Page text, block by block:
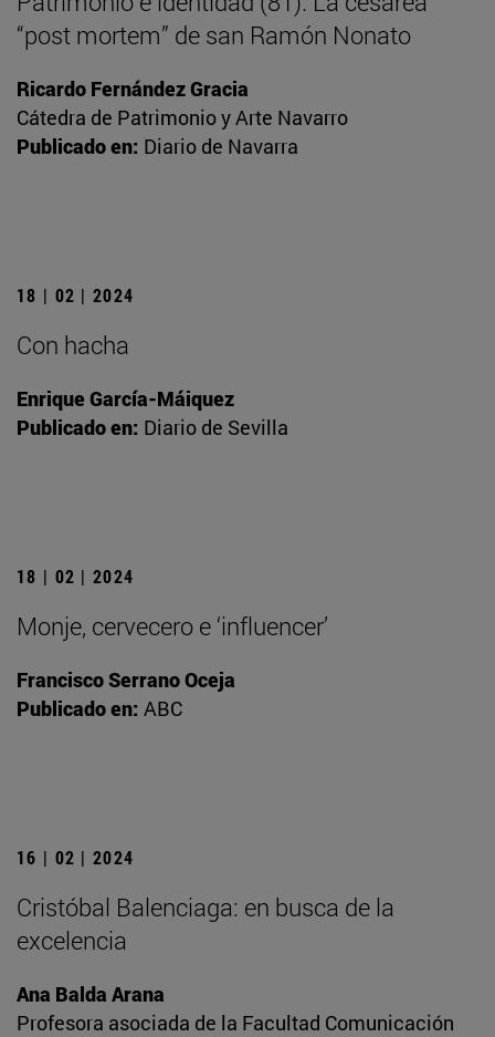
“post mortem” de san Ramón Nonato
Ricardo Fernández Gracia
Cátedra de Patrimonio y Arte Navarro
Publicado en: Diario de Navarra
18 | 02 | 2024
Con hacha
Enrique García-Máiquez
Publicado en: Diario de Sevilla
18 | 02 | 2024
Monje, cervecero e ‘influencer’
Francisco Serrano Oceja
Publicado en: ABC
16 | 02 | 2024
Cristóbal Balenciaga: en busca de la
excelencia
Ana Balda Arana
Profesora asociada de la Facultad Comunicación